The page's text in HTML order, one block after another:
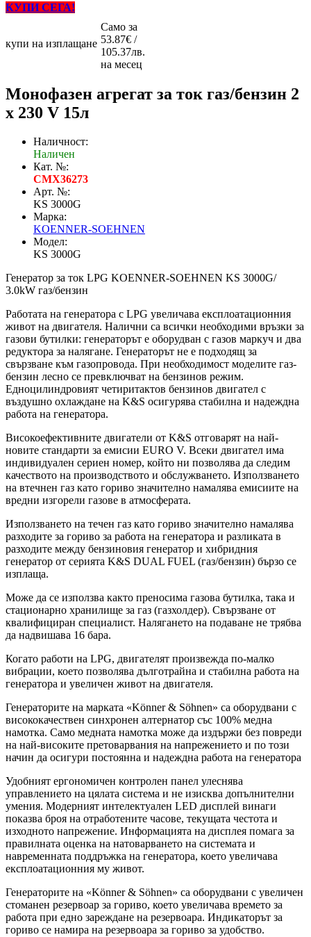
КУПИ СЕГА!
купи на изплащане
Само за
53.87€ /
105.37лв.
на месец
Монофазен агрегат за ток газ/бензин 2
x 230 V 15л
Наличност:
Наличен
Кат. №:
CMX36273
Арт. №:
KS 3000G
Марка:
KOENNER-SOEHNEN
Модел:
KS 3000G
Генератор за ток LPG KOENNER-SOEHNEN KS 3000G/
3.0kW газ/бензин
Работата на генератора с LPG увеличава експлоатационния
живот на двигателя. Налични са всички необходими връзки за
газови бутилки: генераторът е оборудван с газов маркуч и два
редуктора за налягане. Генераторът не е подходящ за
свързване към газопровода. При необходимост моделите газ-
бензин лесно се превключват на бензинов режим.
Едноцилиндровият четиритактов бензинов двигател с
въздушно охлаждане на K&S осигурява стабилна и надеждна
работа на генератора.
Високоефективните двигатели от K&S отговарят на най-
новите стандарти за емисии EURO V. Всеки двигател има
индивидуален сериен номер, който ни позволява да следим
качеството на производството и обслужването. Използването
на втечнен газ като гориво значително намалява емисиите на
вредни изгорели газове в атмосферата.
Използването на течен газ като гориво значително намалява
разходите за гориво за работа на генератора и разликата в
разходите между бензиновия генератор и хибридния
генератор от серията K&S DUAL FUEL (газ/бензин) бързо се
изплаща.
Може да се използва както преносима газова бутилка, така и
стационарно хранилище за газ (газхолдер). Свързване от
квалифициран специалист. Налягането на подаване не трябва
да надвишава 16 бара.
Когато работи на LPG, двигателят произвежда по-малко
вибрации, което позволява дълготрайна и стабилна работа на
генератора и увеличен живот на двигателя.
Генераторите на марката «Könner & Söhnen» са оборудвани с
висококачествен синхронен алтернатор със 100% медна
намотка. Само медната намотка може да издържи без повреди
на най-високите претоварвания на напрежението и по този
начин да осигури постоянна и надеждна работа на генератора
Удобният ергономичен контролен панел улеснява
управлението на цялата система и не изисква допълнителни
умения. Модерният интелектуален LED дисплей винаги
показва броя на отработените часове, текущата честота и
изходното напрежение. Информацията на дисплея помага за
правилната оценка на натоварването на системата и
навременната поддръжка на генератора, което увеличава
експлоатационния му живот.
Генераторите на «Könner & Söhnen» са оборудвани с увеличен
стоманен резервоар за гориво, което увеличава времето за
работа при едно зареждане на резервоара. Индикаторът за
гориво се намира на резервоара за гориво за удобство.